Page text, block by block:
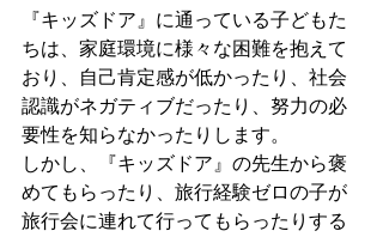
『キッズドア』に通っている子どもた
ちは、家庭環境に様々な困難を抱えて
おり、自己肯定感が低かったり、社会
認識がネガティブだったり、努力の必
要性を知らなかったりします。
しかし、『キッズドア』の先生から褒
めてもらったり、旅行経験ゼロの子が
旅行会に連れて行ってもらったりする